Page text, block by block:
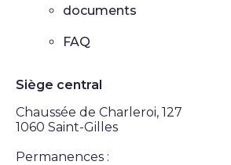
documents
FAQ
Siège central
Chaussée de Charleroi, 127
1060 Saint-Gilles
Permanences :